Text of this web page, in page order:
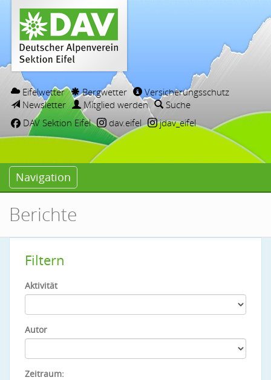
Eifelwetter Bergwetter
Versicherungsschutz
Newsletter
Mitglied werden
Suche
DAV Sektion Eifel
dav.eifel jdav_eifel
Navigation
Berichte
Filtern
Aktivität
Autor
Zeitraum: